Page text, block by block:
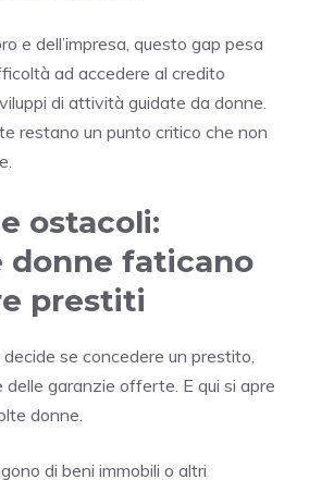
e dell’impresa, questo gap pesa
ad accedere al credito
di attività guidate da donne.
restano un punto critico che non
ostacoli:
donne faticano
prestiti
se concedere un prestito,
delle garanzie offerte. E qui si apre
donne.
di beni immobili o altri